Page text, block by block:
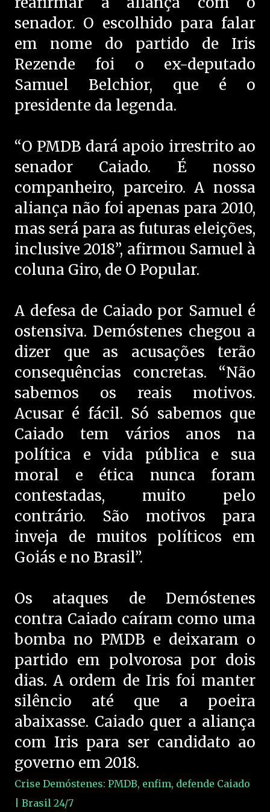
senador. O escolhido para falar
em nome do partido de Iris
Rezende foi o ex-deputado
Samuel Belchior, que é o
presidente da legenda.
“O PMDB dará apoio irrestrito ao
senador Caiado. É nosso
companheiro, parceiro. A nossa
aliança não foi apenas para 2010,
mas será para as futuras eleições,
inclusive 2018”, afirmou Samuel à
coluna Giro, de O Popular.
A defesa de Caiado por Samuel é
ostensiva. Demóstenes chegou a
dizer que as acusações terão
consequências concretas. “Não
sabemos os reais motivos.
Acusar é fácil. Só sabemos que
Caiado tem vários anos na
política e vida pública e sua
moral e ética nunca foram
contestadas, muito pelo
contrário. São motivos para
inveja de muitos políticos em
Goiás e no Brasil”.
Os ataques de Demóstenes
contra Caiado caíram como uma
bomba no PMDB e deixaram o
partido em polvorosa por dois
dias. A ordem de Iris foi manter
silêncio até que a poeira
abaixasse. Caiado quer a aliança
com Iris para ser candidato ao
governo em 2018.
Crise Demóstenes: PMDB, enfim, defende Caiado
| Brasil 24/7